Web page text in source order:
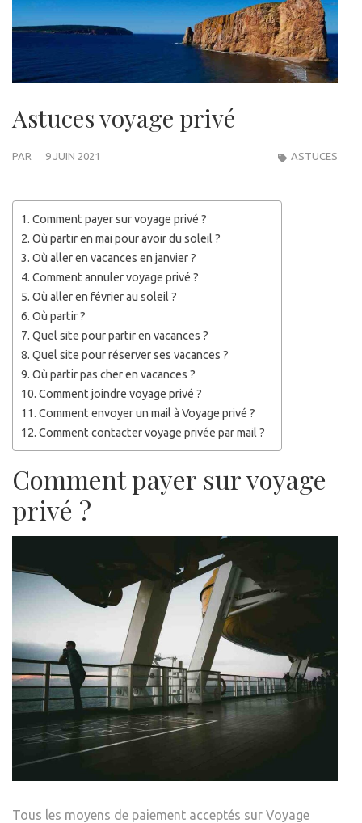
Astuces voyage privé
PAR 9 JUIN 2021 ASTUCES
Comment payer sur voyage privé ?
Où partir en mai pour avoir du soleil ?
Où aller en vacances en janvier ?
Comment annuler voyage privé ?
Où aller en février au soleil ?
Où partir ?
Quel site pour partir en vacances ?
Quel site pour réserver ses vacances ?
Où partir pas cher en vacances ?
Comment joindre voyage privé ?
Comment envoyer un mail à Voyage privé ?
Comment contacter voyage privée par mail ?
Comment payer sur voyage
privé ?
Tous les moyens de paiement acceptés sur Voyage